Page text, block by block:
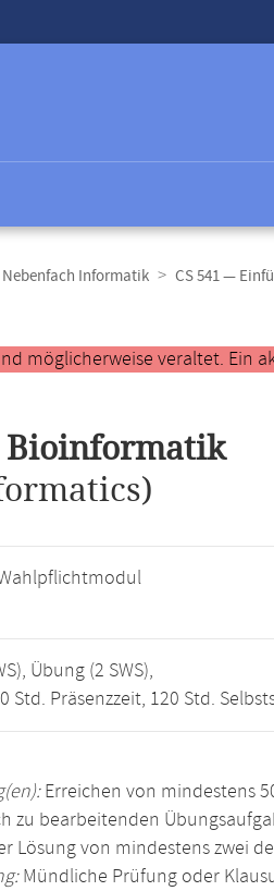
Nebenfach Informatik CS 541 —
möglicherweise veraltet. Ein
Bioinformatik
Übung (2 SWS),
Std. Präsenzzeit, 120 Std.
Erreichen von mindestens
zu bearbeitenden
Lösung von mindestens zwei
Mündliche Prüfung oder